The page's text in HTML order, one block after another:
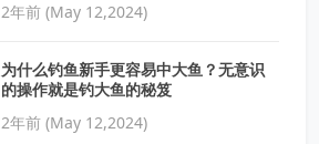
2年前 (May 12,2024)
为什么钓鱼新手更容易中大鱼？无意识
的操作就是钓大鱼的秘笈
2年前 (May 12,2024)